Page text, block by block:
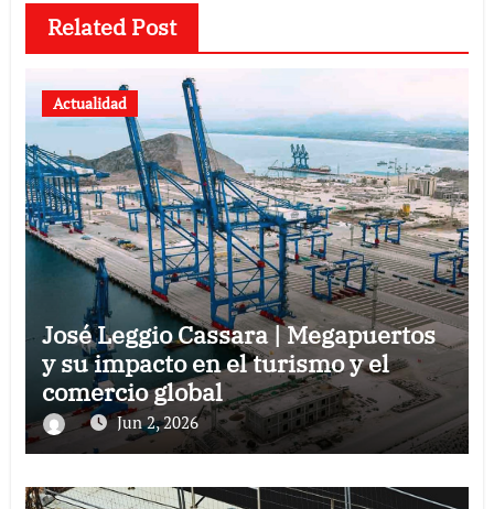
Related Post
Actualidad
José Leggio Cassara | Megapuertos
y su impacto en el turismo y el
comercio global
Jun 2, 2026